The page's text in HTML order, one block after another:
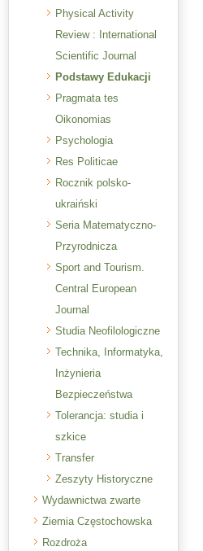
Physical Activity
Review : International
Scientific Journal
Podstawy Edukacji
Pragmata tes
Oikonomias
Psychologia
Res Politicae
Rocznik polsko-
ukraiński
Seria Matematyczno-
Przyrodnicza
Sport and Tourism.
Central European
Journal
Studia Neofilologiczne
Technika, Informatyka,
Inżynieria
Bezpieczeństwa
Tolerancja: studia i
szkice
Transfer
Zeszyty Historyczne
Wydawnictwa zwarte
Ziemia Częstochowska
Rozdroża